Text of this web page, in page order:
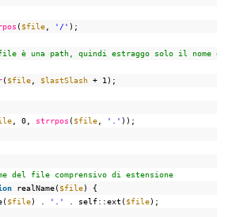
($file '/' );
è una path, quindi estraggo solo il nome
($file $lastSlash + 1);
, 0, strrpos ($file '.' ));
del file comprensivo di estensione
realName($file) {
$file) . '.' . self::ext($file);